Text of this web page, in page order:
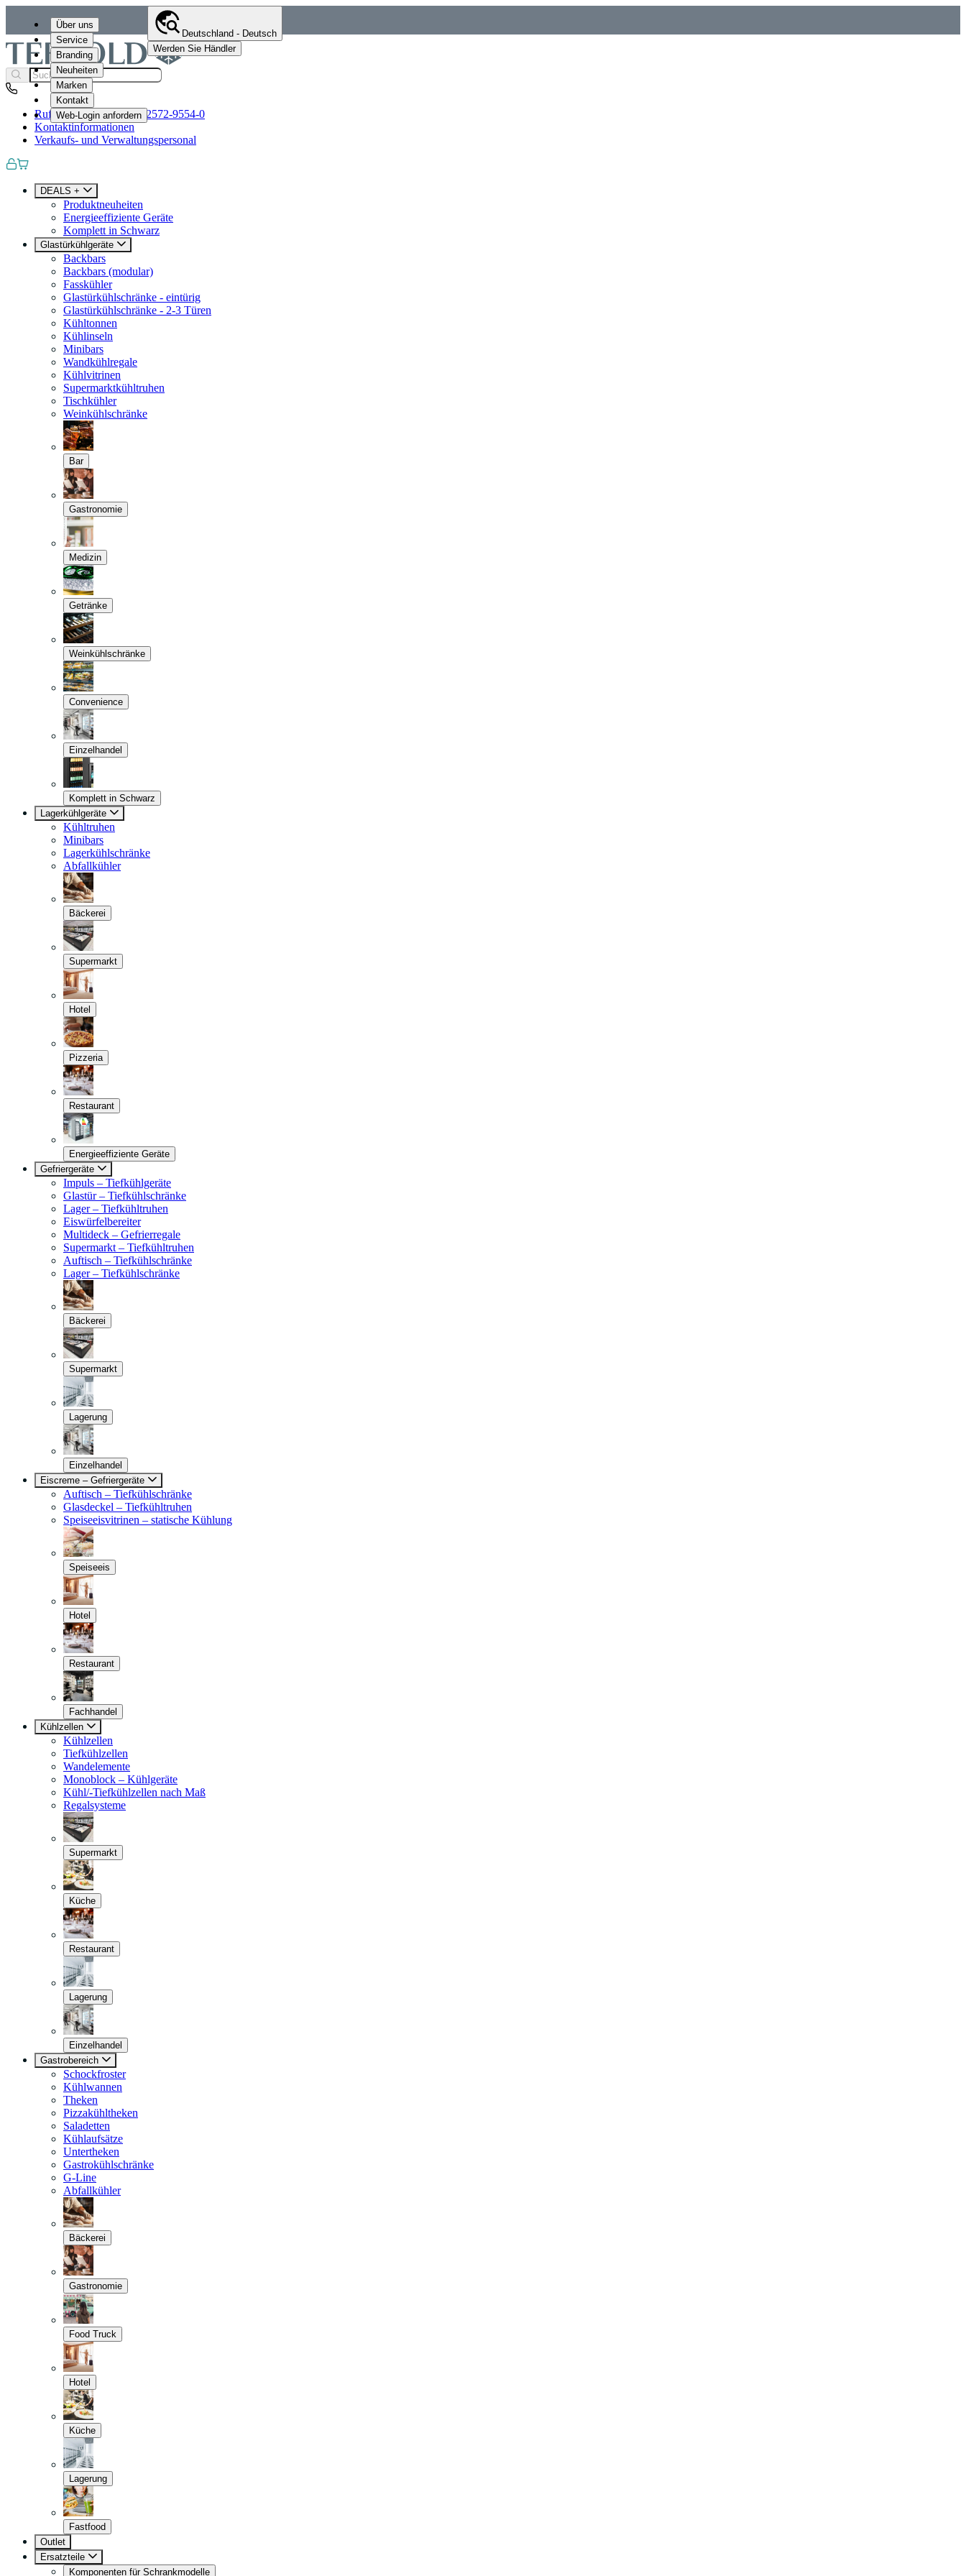
Über uns
Service
Branding
Neuheiten
Marken
Kontakt
Web-Login anfordern
Deutschland - Deutsch
Werden Sie Händler
Rufen Sie uns an+49 (0)2572-9554-0
Kontaktinformationen
Verkaufs- und Verwaltungspersonal
DEALS +
Produktneuheiten
Energieeffiziente Geräte
Komplett in Schwarz
Glastürkühlgeräte
Backbars
Backbars (modular)
Fasskühler
Glastürkühlschränke - eintürig
Glastürkühlschränke - 2-3 Türen
Kühltonnen
Kühlinseln
Minibars
Wandkühlregale
Kühlvitrinen
Supermarktkühltruhen
Tischkühler
Weinkühlschränke
Bar
Gastronomie
Medizin
Getränke
Weinkühlschränke
Convenience
Einzelhandel
Komplett in Schwarz
Lagerkühlgeräte
Kühltruhen
Minibars
Lagerkühlschränke
Abfallkühler
Bäckerei
Supermarkt
Hotel
Pizzeria
Restaurant
Energieeffiziente Geräte
Gefriergeräte
Impuls – Tiefkühlgeräte
Glastür – Tiefkühlschränke
Lager – Tiefkühltruhen
Eiswürfelbereiter
Multideck – Gefrierregale
Supermarkt – Tiefkühltruhen
Auftisch – Tiefkühlschränke
Lager – Tiefkühlschränke
Bäckerei
Supermarkt
Lagerung
Einzelhandel
Eiscreme – Gefriergeräte
Auftisch – Tiefkühlschränke
Glasdeckel – Tiefkühltruhen
Speiseeisvitrinen – statische Kühlung
Speiseeis
Hotel
Restaurant
Fachhandel
Kühlzellen
Kühlzellen
Tiefkühlzellen
Wandelemente
Monoblock – Kühlgeräte
Kühl/-Tiefkühlzellen nach Maß
Regalsysteme
Supermarkt
Küche
Restaurant
Lagerung
Einzelhandel
Gastrobereich
Schockfroster
Kühlwannen
Theken
Pizzakühltheken
Saladetten
Kühlaufsätze
Untertheken
Gastrokühlschränke
G-Line
Abfallkühler
Bäckerei
Gastronomie
Food Truck
Hotel
Küche
Lagerung
Fastfood
Outlet
Ersatzteile
Komponenten für Schrankmodelle